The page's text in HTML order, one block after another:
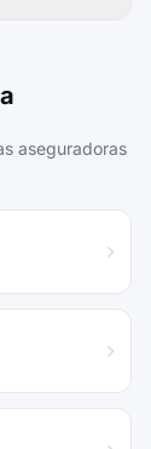
aseguradoras